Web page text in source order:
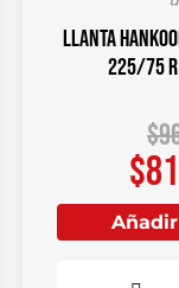
Llanta
225/75
$
$